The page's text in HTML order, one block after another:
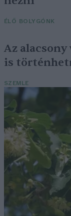
ÉLŐ BOLYGÓNK
Az
is
SZEMLE